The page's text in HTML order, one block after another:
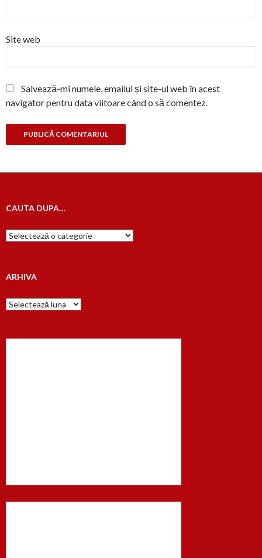
Site web
Salvează-mi numele, emailul și site-ul web în acest
navigator pentru data viitoare când o să comentez.
CAUTA DUPA…
Cauta
dupa…
ARHIVA
Arhiva